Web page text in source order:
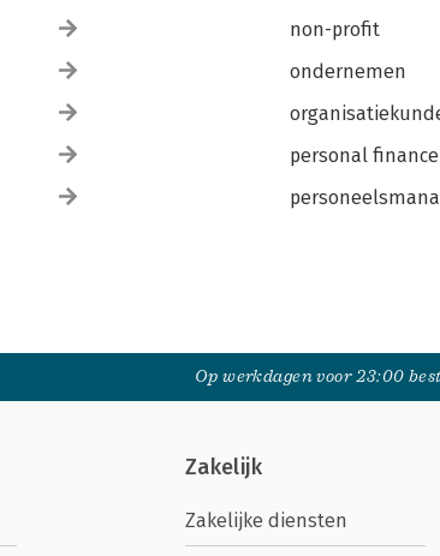
non-profit
ondernemen
personal finance
Op werkdagen voor 23:00
Zakelijk
Zakelijke diensten